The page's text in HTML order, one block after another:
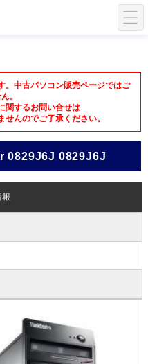
。中古パソコン販売ページではご
。
関するお問い合せは
んのでご了承ください。
0829J6J 0829J6J
報